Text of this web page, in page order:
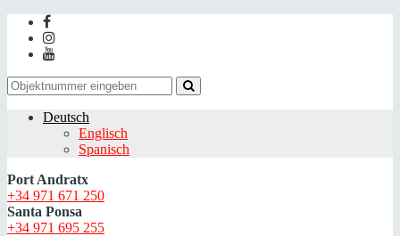
Deutsch
Englisch
Spanisch
Port Andratx
+34 971 671 250
Santa Ponsa
+34 971 695 255